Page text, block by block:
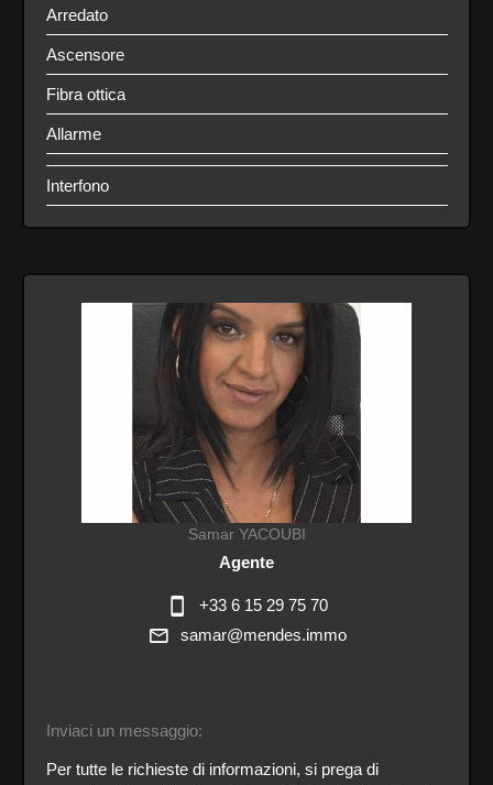
Arredato
Ascensore
Fibra ottica
Allarme
Interfono
Samar YACOUBI
Agente
+33 6 15 29 75 70
samar@mendes.immo
Inviaci un messaggio:
Per tutte le richieste di informazioni, si prega di